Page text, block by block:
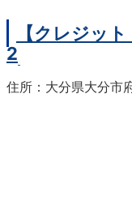
【クレジッ
2
住所：大分県大分市